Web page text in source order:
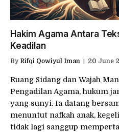
Hakim Agama Antara
Keadilan
By Rifqi Qowiyul Iman 20 June
Ruang Sidang dan Wajah
Pengadilan Agama, hukum
yang sunyi. Ia datang
menuntut nafkah anak,
tidak lagi sanggup